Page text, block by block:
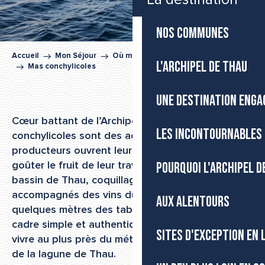
NOS COMMUNES
L'ARCHIPEL DE THAU
UNE DESTINATION
LES
POURQUOI L'ARCHIPEL
AUX ALENTOURS
SITES D'EXCEPTION EN
Accueil Mon Séjour
Où manger dans l’Archipel de Thau
Mas conchylicoles
Cœur battant de l’Archipel de Thau, les mas
conchylicoles sont des adresses à part, où les
producteurs ouvrent leurs portes pour faire
goûter le fruit de leur travail. Huîtres et moules du
bassin de Thau, coquillages et poissons
accompagnés des vins du terroir s’y dégustent à
quelques mètres des tables d’élevage, dans un
cadre simple et authentique. Une expérience à
vivre au plus près du métier, au rythme tranquille
de la lagune de Thau.